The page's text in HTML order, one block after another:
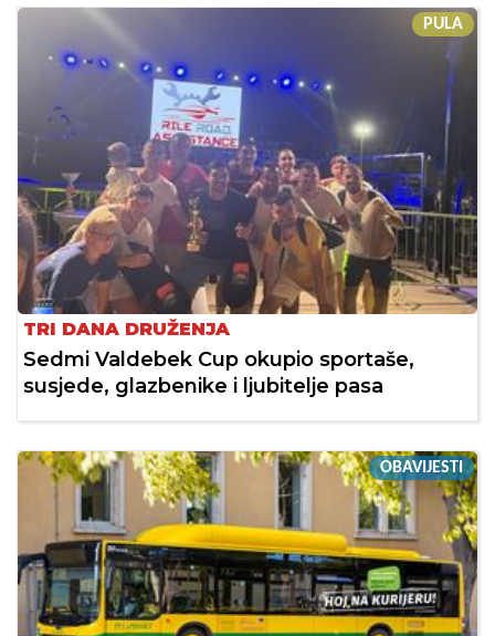
PULA
TRI DANA DRUŽENJA
Sedmi Valdebek Cup okupio sportaše,
susjede, glazbenike i ljubitelje pasa
OBAVIJESTI